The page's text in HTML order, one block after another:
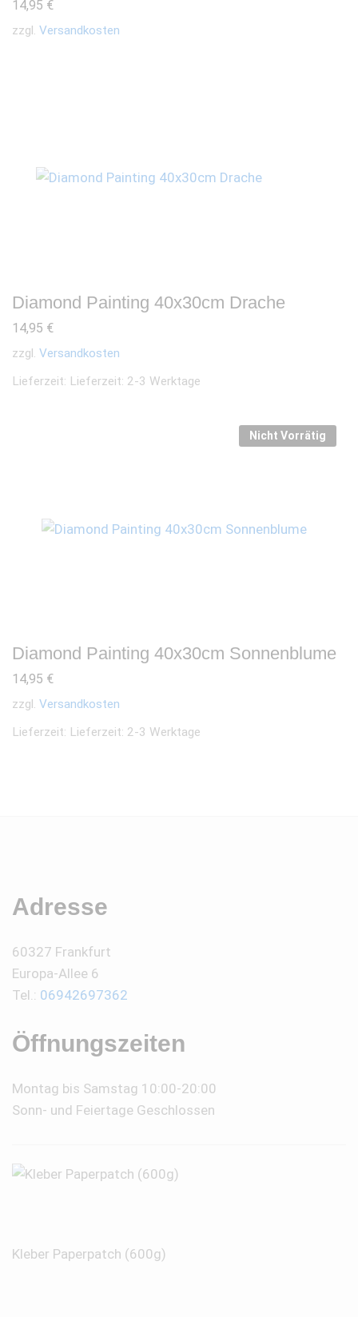
14,95 €
zzgl. Versandkosten
Diamond Painting 40x30cm Drache
14,95 €
zzgl. Versandkosten
Lieferzeit: Lieferzeit: 2-3 Werktage
Nicht Vorrätig
Diamond Painting 40x30cm Sonnenblume
14,95 €
zzgl. Versandkosten
Lieferzeit: Lieferzeit: 2-3 Werktage
Adresse
60327 Frankfurt
Europa-Allee 6
Tel.: 06942697362
Öffnungszeiten
Montag bis Samstag 10:00-20:00
Sonn- und Feiertage Geschlossen
Kleber Paperpatch (600g)